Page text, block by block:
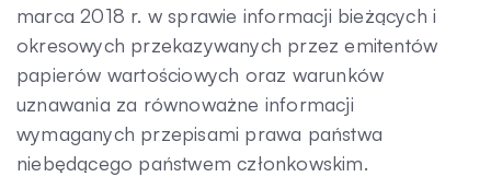
marca 2018 r. w sprawie informacji bieżących i
okresowych przekazywanych przez emitentów
papierów wartościowych oraz warunków
uznawania za równoważne informacji
wymaganych przepisami prawa państwa
niebędącego państwem członkowskim.